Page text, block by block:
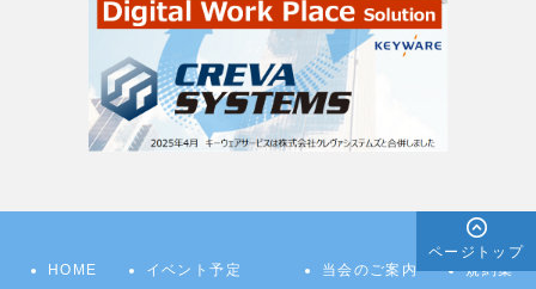
HOME イベント予定 当会のご案内 規約集
ページトップ